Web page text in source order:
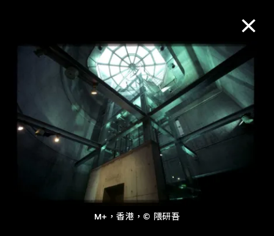
M+，香港，© 隈研吾
M+藏品
進一步篩選 搜索
關於M+藏品